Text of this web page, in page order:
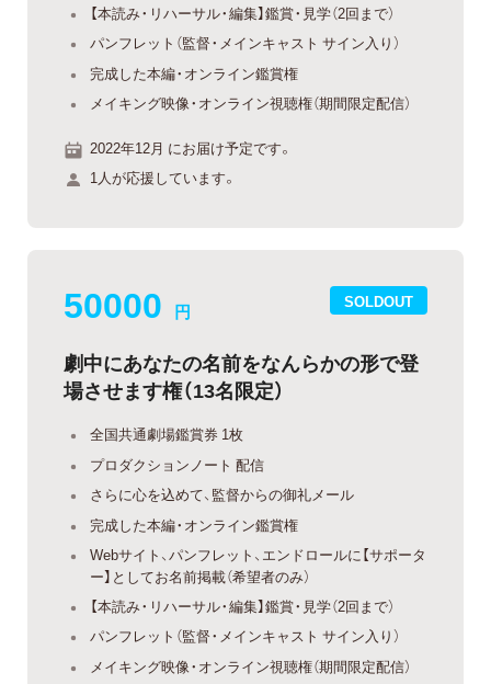
【本読み・リハーサル・編集】鑑賞・見学（2回まで）
パンフレット（監督・メインキャスト サイン入り）
完成した本編・オンライン鑑賞権
メイキング映像・オンライン視聴権（期間限定配信）
2022年12月 にお届け予定です。
1人が応援しています。
SOLDOUT
50000 円
劇中にあなたの名前をなんらかの形で登
場させます権（13名限定）
全国共通劇場鑑賞券 1枚
プロダクションノート 配信
さらに心を込めて、監督からの御礼メール
完成した本編・オンライン鑑賞権
Webサイト、パンフレット、エンドロールに【サポータ
ー】としてお名前掲載（希望者のみ）
【本読み・リハーサル・編集】鑑賞・見学（2回まで）
パンフレット（監督・メインキャスト サイン入り）
メイキング映像・オンライン視聴権（期間限定配信）